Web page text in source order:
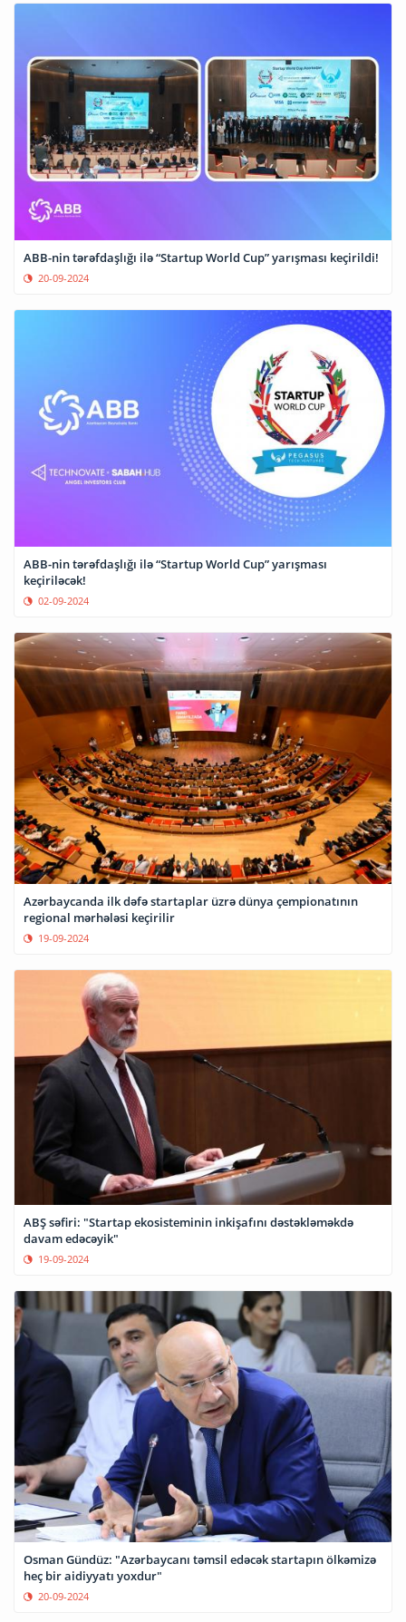
ABB-nin tərəfdaşlığı ilə “Startup World Cup” yarışması keçirildi!
20-09-2024
ABB-nin tərəfdaşlığı ilə “Startup World Cup” yarışması
keçiriləcək!
02-09-2024
Azərbaycanda ilk dəfə startaplar üzrə dünya çempionatının
regional mərhələsi keçirilir
19-09-2024
ABŞ səfiri: "Startap ekosisteminin inkişafını dəstəkləməkdə
davam edəcəyik"
19-09-2024
Osman Gündüz: "Azərbaycanı təmsil edəcək startapın ölkəmizə
heç bir aidiyyatı yoxdur"
20-09-2024